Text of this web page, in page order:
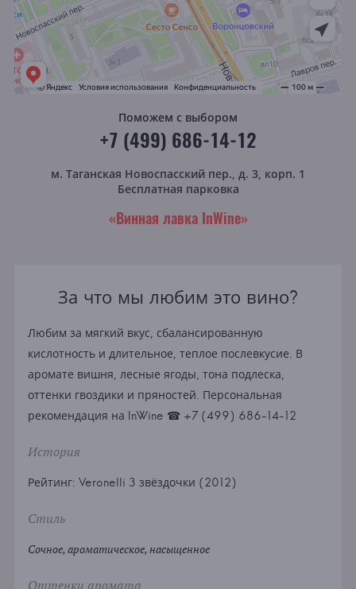
Поможем с выбором
+7 (499) 686-14-12
м. Таганская Новоспасский пер., д. 3, корп. 1
Бесплатная парковка
«Винная лавка InWine»
За что мы любим это вино?
Любим за мягкий вкус, сбалансированную
кислотность и длительное, теплое послевкусие. В
аромате вишня, лесные ягоды, тона подлеска,
оттенки гвоздики и пряностей. Персональная
рекомендация на InWine ☎ +7 (499) 686-14-12
История
Рейтинг: Veronelli 3 звёздочки (2012)
Стиль
Сочное, ароматическое, насыщенное
Оттенки аромата